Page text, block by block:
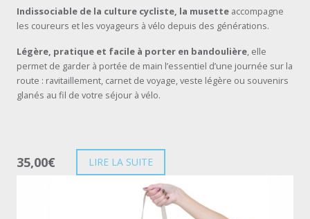
Indissociable de la culture cycliste, la musette accompagne
les coureurs et les voyageurs à vélo depuis des générations.
Légère, pratique et facile à porter en bandoulière, elle
permet de garder à portée de main l’essentiel d’une journée sur la
route : ravitaillement, carnet de voyage, veste légère ou souvenirs
glanés au fil de votre séjour à vélo.
35,00€ LIRE LA SUITE